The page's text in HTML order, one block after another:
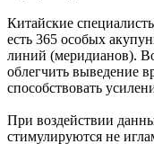
Китайские
есть 365 особых
линий (меридианов).
облегчить выведение
способствовать
При воздействии
стимулируются не